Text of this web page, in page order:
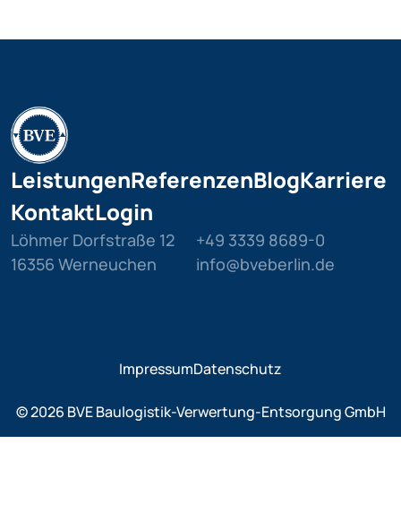
LeistungenReferenzenBlogKarriere
KontaktLogin
Löhmer Dorfstraße 12
16356 Werneuchen
+49 3339 8689-0
info@bveberlin.de
© 2026 BVE Baulogistik-Verwertung-Entsorgung GmbH
ImpressumDatenschutz